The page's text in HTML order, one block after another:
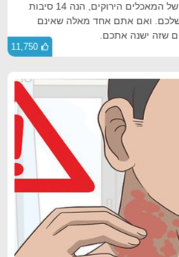
אם אתם מאמינים ביתרונות של המאכלים הירוקים, הנה 14 סיבות
שלכם. ואם אתם אחד מאלה שאינם
שזה ישנה אתכם.
11,750